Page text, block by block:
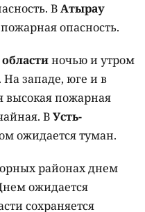
ВАтырау
опасность.
ночью и утром
На западе, юге и в
высокая пожарная
ВУсть-
ожидается туман.
районах днем
ожидается
сохраняется